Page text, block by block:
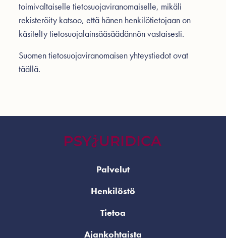
toimivaltaiselle tietosuojaviranomaiselle, mikäli
rekisteröity katsoo, että hänen henkilötietojaan on
käsitelty tietosuojalainsääsäädännön vastaisesti.
Suomen tietosuojaviranomaisen yhteystiedot ovat
täällä.
Palvelut
Henkilöstö
Tietoa
Ajankohtaista